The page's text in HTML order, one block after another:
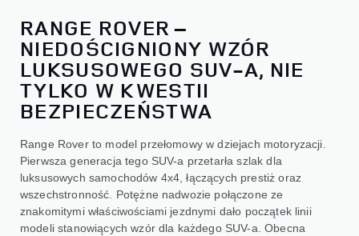
RANGE ROVER –
NIEDOŚCIGNIONY WZÓR
LUKSUSOWEGO SUV-A, NIE
TYLKO W KWESTII
BEZPIECZEŃSTWA
Range Rover to model przełomowy w dziejach motoryzacji.
Pierwsza generacja tego SUV-a przetarła szlak dla
luksusowych samochodów 4x4, łączących prestiż oraz
wszechstronność. Potężne nadwozie połączone ze
znakomitymi właściwościami jezdnymi dało początek linii
modeli stanowiących wzór dla każdego SUV-a. Obecna